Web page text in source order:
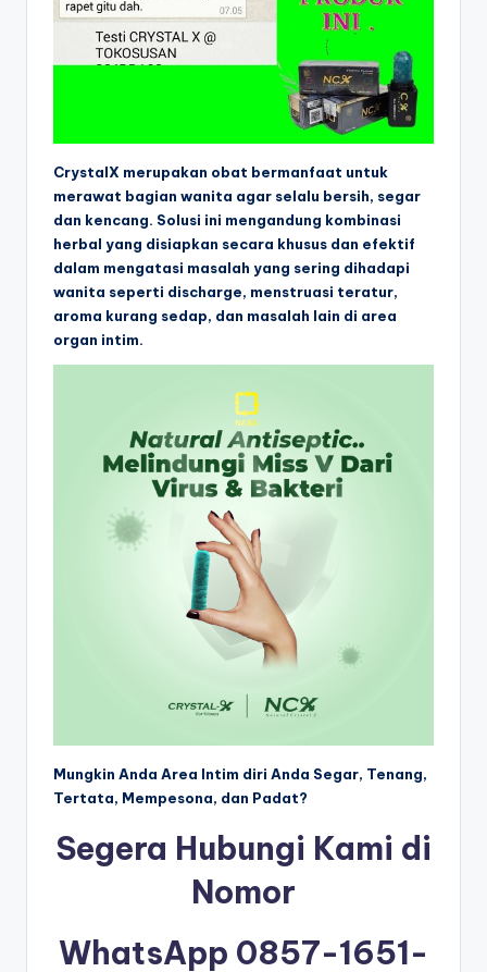
CrystalX merupakan obat bermanfaat untuk
merawat bagian wanita agar selalu bersih, segar
dan kencang. Solusi ini mengandung kombinasi
herbal yang disiapkan secara khusus dan efektif
dalam mengatasi masalah yang sering dihadapi
wanita seperti discharge, menstruasi teratur,
aroma kurang sedap, dan masalah lain di area
organ intim.
Mungkin Anda Area Intim diri Anda Segar, Tenang,
Tertata, Mempesona, dan Padat?
Segera Hubungi Kami di
Nomor
WhatsApp 0857-1651-